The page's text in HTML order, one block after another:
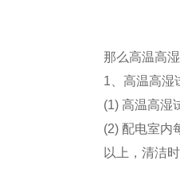
那么高温高
1、高温高湿
(1) 高温高湿
(2) 配电室内
以上，清洁